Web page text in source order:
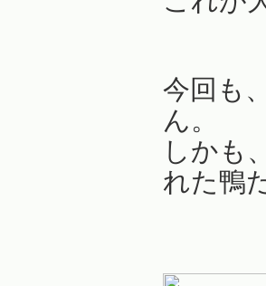
今回も
ん。
しかも
れた鴨